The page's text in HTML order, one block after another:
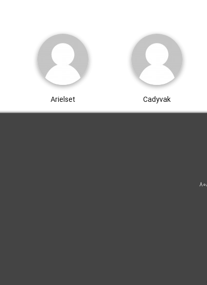
Cadyvak
Arielset